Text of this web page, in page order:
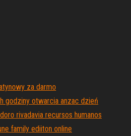
za darmo
godziny otwarcia anzac dzień
rivadavia recursos humanos
family ediiton online